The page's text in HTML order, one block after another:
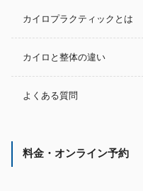
カイロプラクティックとは
カイロと整体の違い
よくある質問
料金・オンライン予約